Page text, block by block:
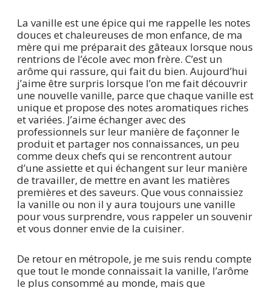
La vanille est une épice qui me rappelle les notes
douces et chaleureuses de mon enfance, de ma
mère qui me préparait des gâteaux lorsque nous
rentrions de l’école avec mon frère. C’est un
arôme qui rassure, qui fait du bien. Aujourd’hui
j’aime être surpris lorsque l’on me fait découvrir
une nouvelle vanille, parce que chaque vanille est
unique et propose des notes aromatiques riches
et variées. J’aime échanger avec des
professionnels sur leur manière de façonner le
produit et partager nos connaissances, un peu
comme deux chefs qui se rencontrent autour
d’une assiette et qui échangent sur leur manière
de travailler, de mettre en avant les matières
premières et des saveurs. Que vous connaissiez
la vanille ou non il y aura toujours une vanille
pour vous surprendre, vous rappeler un souvenir
et vous donner envie de la cuisiner.
De retour en métropole, je me suis rendu compte
que tout le monde connaissait la vanille, l’arôme
le plus consommé au monde, mais que